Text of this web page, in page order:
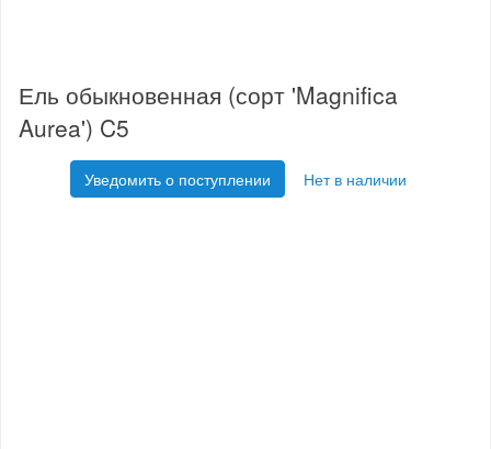
Ель обыкновенная (сорт 'Magnifica
Aurea') C5
Уведомить о поступлении Нет в наличии